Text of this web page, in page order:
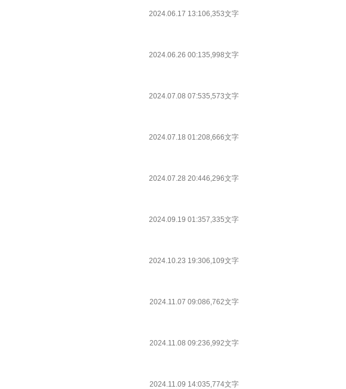
2024.06.17 13:106,353文字
2024.06.26 00:135,998文字
2024.07.08 07:535,573文字
2024.07.18 01:208,666文字
2024.07.28 20:446,296文字
2024.09.19 01:357,335文字
2024.10.23 19:306,109文字
2024.11.07 09:086,762文字
2024.11.08 09:236,992文字
2024.11.09 14:035,774文字